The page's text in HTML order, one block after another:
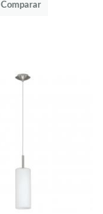
Comparar